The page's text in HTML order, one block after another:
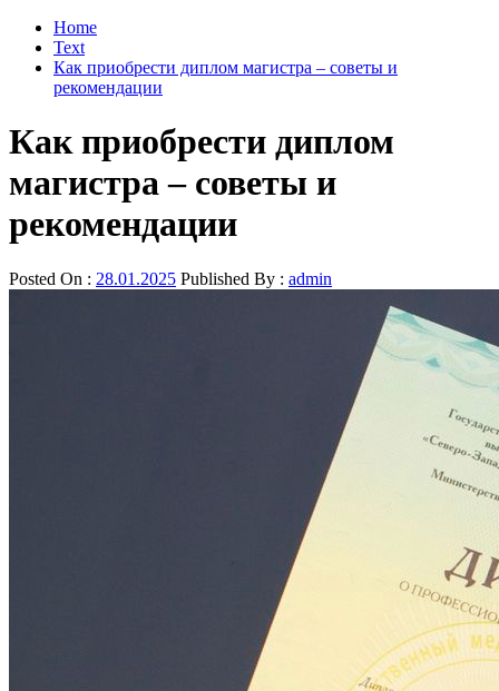
Home
Text
Как приобрести диплом магистра – советы и
рекомендации
Как приобрести диплом
магистра – советы и
рекомендации
Posted On : 28.01.2025 Published By : admin